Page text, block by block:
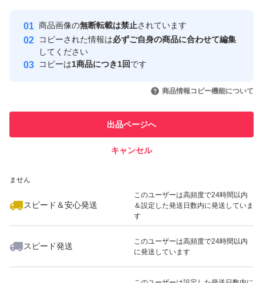
・厳重に梱包して発送して欲しい
・上記以外の袋数を希望
・配送方法を変更したい
#クーポン消化
#あたりめ
#いか
#スルメ
安心取引出品者
心・安全なユーザーです
取引実績
引を完了させた実績があります
での取引実績があります
ません
スピード＆安心発送
このユーザーは高頻度で24時間以内
＆設定した発送日数内に発送していま
す
スピード発送
このユーザーは高頻度で24時間以内
に発送しています
商品画像の無断転載は禁止されています
コピーされた情報は必ずご自身の商品に合わせて編集
してください
コピーは1商品につき1回です
商品情報コピー機能について
出品ページへ
キャンセル
いいね！
2,865